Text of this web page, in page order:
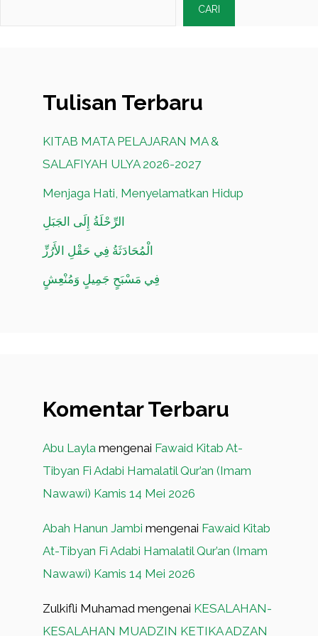
CARI
Tulisan Terbaru
KITAB MATA PELAJARAN MA &
SALAFIYAH ULYA 2026-2027
Menjaga Hati, Menyelamatkan Hidup
الرِّحْلَةُ إِلَى الجَبَلِ
الْمُحَادَثَةُ فِي حَقْلِ الأَرُزِّ
فِي مَسْبَحٍ جَمِيلٍ وَمُنْعِشٍ
Komentar Terbaru
Abu Layla mengenai Fawaid Kitab At-
Tibyan Fi Adabi Hamalatil Qur’an (Imam
Nawawi) Kamis 14 Mei 2026
Abah Hanun Jambi mengenai Fawaid Kitab
At-Tibyan Fi Adabi Hamalatil Qur’an (Imam
Nawawi) Kamis 14 Mei 2026
Zulkifli Muhamad mengenai KESALAHAN-
KESALAHAN MUADZIN KETIKA ADZAN